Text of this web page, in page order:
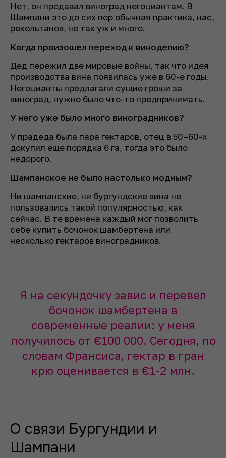
Нет, он продавал виноград негоциантам. В
Шампани это до сих пор обычная практика, нас,
рекольтанов, не так уж и много.
Когда произошел переход к виноделию?
Дед пережил две мировые войны, так что идея
производства вина появилась уже в 60-е годы.
Негоцианты предлагали сущие гроши за
виноград, нужно было что-то предпринимать.
У него уже было много виноградников?
У прадеда была пара гектаров, отец в 50–60-х
докупил еще порядка 6 га, тогда это было
недорого.
Шампанское не было настолько модным?
Ни шампанские, ни бургундские вина не
пользовались такой популярностью, как
сейчас. В те времена каждый мог позволить
себе купить бочонок шамбертена или
несколько гектаров виноградников.
Я на секундочку завис и перевел
бочонок шамбертена в
современные реалии: у меня
получилось от €100 000. Сегодня, по
словам Франсиса, гектар в гран
крю оценивается в €1-2 млн.
О связи Бургундии и
Шампани